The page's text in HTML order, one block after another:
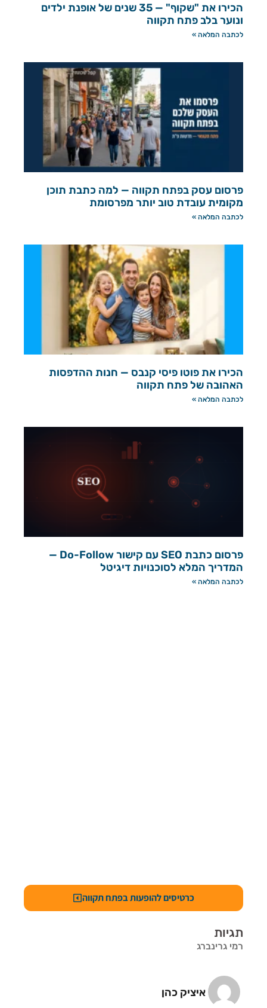
הכירו את "שקוף" — 35 שנים של אופנת ילדים
ונוער בלב פתח תקווה
לכתבה המלאה »
פרסום עסק בפתח תקווה — למה כתבת תוכן
מקומית עובדת טוב יותר מפרסומת
לכתבה המלאה »
הכירו את פוטו פיסי קנבס — חנות ההדפסות
האהובה של פתח תקווה
לכתבה המלאה »
פרסום כתבת SEO עם קישור Do-Follow —
המדריך המלא לסוכנויות דיגיטל
לכתבה המלאה »
כרטיסים להופעות בפתח תקווה
תגיות
רמי גרינברג
איציק כהן